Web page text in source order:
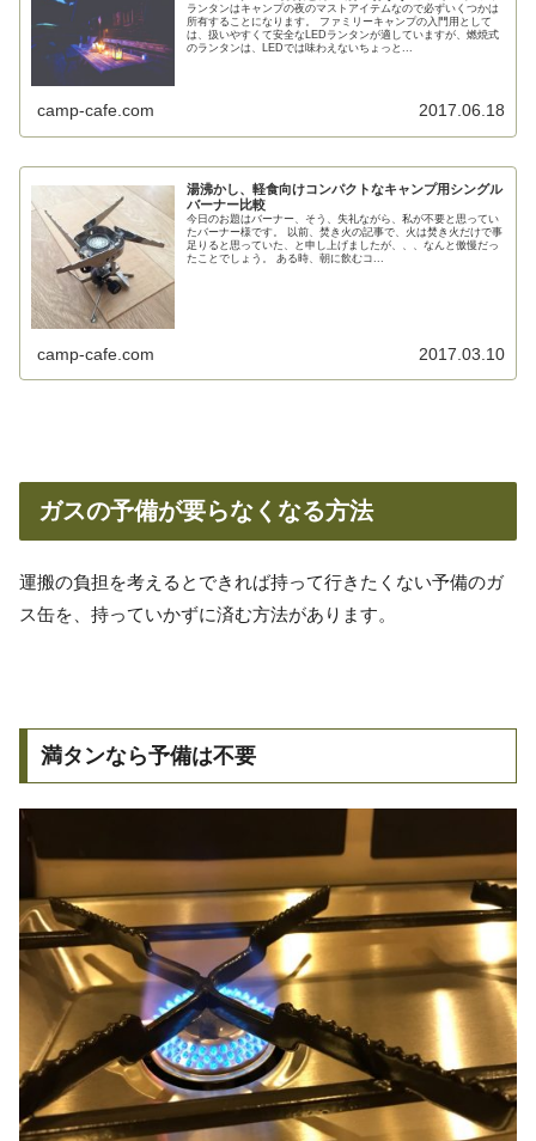
ランタンはキャンプの夜のマストアイテムなので必ずいくつかは
所有することになります。 ファミリーキャンプの入門用として
は、扱いやすくて安全なLEDランタンが適していますが、燃焼式
のランタンは、LEDでは味わえないちょっと...
camp-cafe.com 2017.06.18
湯沸かし、軽食向けコンパクトなキャンプ用シングル
バーナー比較
今日のお題はバーナー、そう、失礼ながら、私が不要と思ってい
たバーナー様です。 以前、焚き火の記事で、火は焚き火だけで事
足りると思っていた、と申し上げましたが、、、なんと傲慢だっ
たことでしょう。 ある時、朝に飲むコ...
camp-cafe.com 2017.03.10
ガスの予備が要らなくなる方法
運搬の負担を考えるとできれば持って行きたくない予備のガ
ス缶を、持っていかずに済む方法があります。
満タンなら予備は不要